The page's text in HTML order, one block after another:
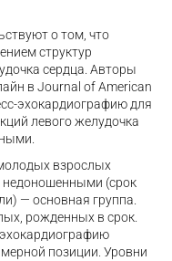
о том, что
структур
сердца. Авторы
в Journal of American
эхокардиографию для
левого желудочка
взрослых
(срок
— основная группа.
рожденных в срок.
позиции. Уровни